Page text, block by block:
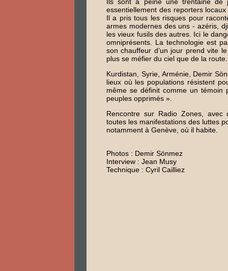
essentiellement des reporters
Il a pris tous les risques pour
armes modernes des uns - azéris,
les vieux fusils des autres. Ici le
omniprésents. La technologie est
son chauffeur d’un jour prend vite
plus se méfier du ciel que de la route.
Kurdistan, Syrie, Arménie, Demir
lieux où les populations résistent
même se définit comme un
peuples opprimés ».
Rencontre sur Radio Zones, avec
toutes les manifestations des luttes
notamment à Genève, où il habite.
Photos : Demir Sönmez
Interview : Jean Musy
Technique : Cyril Cailliez